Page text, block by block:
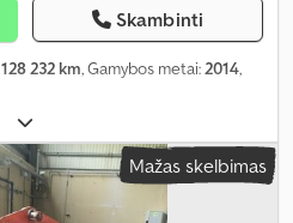
Skambinti
128 232 km, Gamybos metai:2014,
Mažas skelbimas